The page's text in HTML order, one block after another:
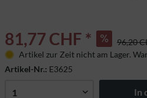
81,77 CHF * 96,20
Artikel zur Zeit nicht am Lager.
Artikel-Nr.: E3625
In